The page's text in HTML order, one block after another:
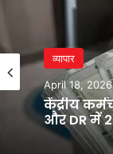
व्यापार
April 18, 2026
केंद्रीय
और DR में 2